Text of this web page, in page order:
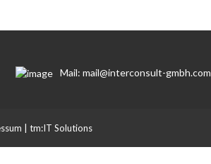
Mail: mail@interconsult-gmbh.com
tm:IT Solutions